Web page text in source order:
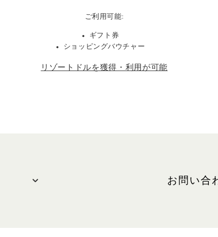
ご利用可能:
ギフト券
ショッピングバウチャー
リゾートドルを獲得・利用が可能
お問い合